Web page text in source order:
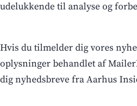
udelukkende til analyse og
Hvis du tilmelder dig vores
oplysninger behandlet af
dig nyhedsbreve fra Aarhus